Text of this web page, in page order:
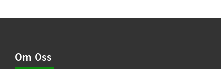
Om Oss